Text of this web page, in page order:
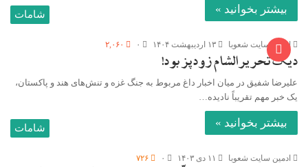
بیشتر بخوانید » شامات
ادمین سایت شعوبا ۱۳ اردیبهشت ۱۴۰۴ ۰ ۲,۰۶۰
دیگ تحریرالشام زودپز بود!
علیرضا شفیق در میان اخبار داغ مربوط به جنگ غزه و تنش‌های هند و پاکستان،
یک خبر مهم تقریباً نادیده…
بیشتر بخوانید » شامات
ادمین سایت شعوبا ۱۱ دی ۱۴۰۳ ۰ ۷۲۶